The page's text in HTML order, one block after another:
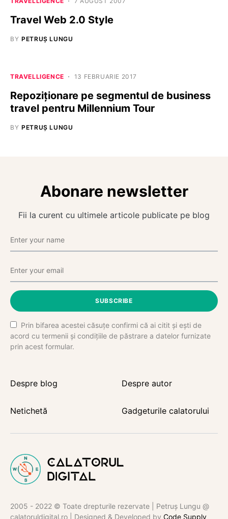
Travel Web 2.0 Style
BY PETRUȘ LUNGU
TRAVELLIGENCE 13 FEBRUARIE 2017
Repoziționare pe segmentul de business
travel pentru Millennium Tour
BY PETRUȘ LUNGU
Abonare newsletter
Fii la curent cu ultimele articole publicate pe blog
SUBSCRIBE
Prin bifarea acestei căsuțe confirmi că ai citit și ești de
acord cu termenii și condițiile de păstrare a datelor furnizate
prin acest formular.
Despre blog Despre autor
Netichetă Gadgeturile calatorului
2005 - 2022 © Toate drepturile rezervate | Petruș Lungu @
calatoruldigital.ro | Designed & Developed by Code Supply